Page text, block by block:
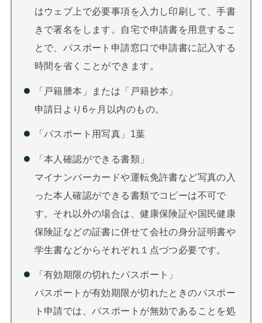
はウェブ上で必要事項を入力し印刷して、手書
きで署名をします。自宅で申請書を用意するこ
とで、パスポート申請窓口で申請書に記入する
時間を省くことができます。
「戸籍謄本」または「戸籍抄本」
申請日より6ヶ月以内のもの。
「パスポート用写真」1葉
「本人確認ができる書類」
マイナンバーカードや運転免許書など写真の入
った本人確認ができる書類でコピーは不可で
す。それ以外の場合は、健康保険証や国民健康
保険証などの証書に併せて会社の身分証明書や
学生書などからそれぞれ１点づつ必要です。
「有効期限の切れたパスポート」
パスポートが有効期限が切れたときのパスポー
ト申請では、パスポートが無効であることを処